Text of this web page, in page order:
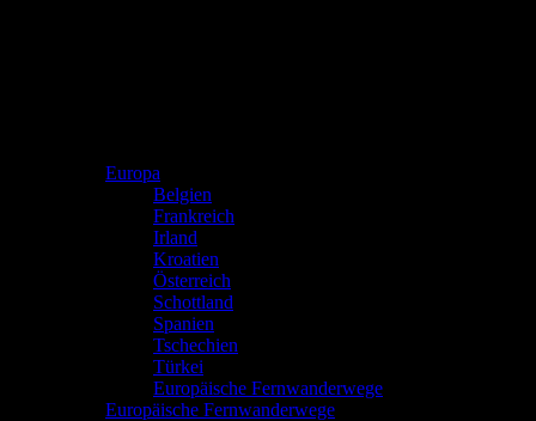
Europa
Belgien
Frankreich
Irland
Kroatien
Österreich
Schottland
Spanien
Tschechien
Türkei
Europäische Fernwanderwege
Europäische Fernwanderwege